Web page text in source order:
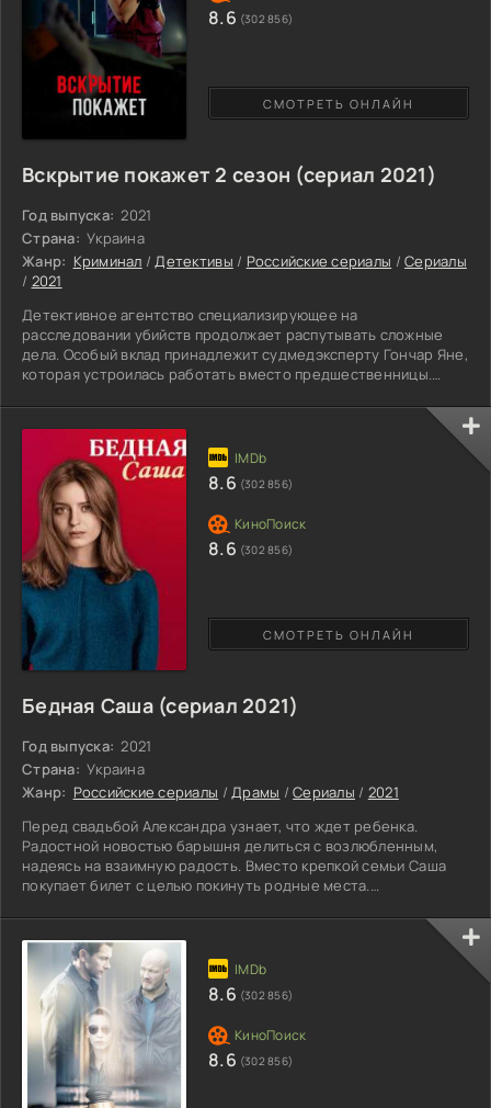
Вскрытие покажет 2 сезон (сериал 2021)
Год выпуска: 2021
Страна: Украина
Жанр: Криминал /Детективы / Российские сериалы /Сериалы
/ 2021
Детективное агентство специализирующее на
расследовании убийств продолжает распутывать сложные
дела. Особый вклад принадлежит судмедэксперту Гончар Яне,
которая устроилась работать вместо предшественницы.
при помощи вскрытия способна найти много улик,
способствующие выйти на след бандита. Коллеги приняли
новенькую, однако прошлые отношения барышни выплывают
наружу. Когда-то у нее были отношения с начальником
Олегом. Между ними произошло
СМОТРЕТЬ ОНЛАЙН
8.6 (302 856)
Бедная Саша (сериал 2021)
Год выпуска: 2021
Страна: Украина
Жанр: Российские сериалы /Драмы /Сериалы / 2021
Перед свадьбой Александра узнает, что ждет ребенка.
Радостной новостью барышня делиться с возлюбленным,
надеясь на взаимную радость. Вместо крепкой семьи Саша
покупает билет с целью покинуть родные места.
познакомилась в поезде, ставят под удар репутацию героини.
Очнулась Саша уже в больнице, ее подозревают в похищении
крупной сумму денег. Оказывается соседка по купе,
спровоцировала аварию, в результате которой ограбила
влиятельного
СМОТРЕТЬ ОНЛАЙН
8.6 (302 856)
8.6 (302 856)
8.6 (302 856)
8.6 (302 856)